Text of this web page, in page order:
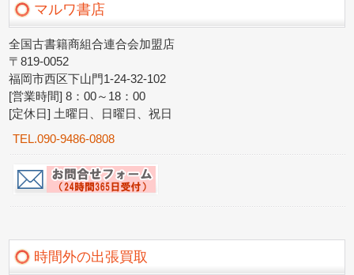
マルワ書店
全国古書籍商組合連合会加盟店
〒819-0052
福岡市西区下山門1-24-32-102
[営業時間] 8：00～18：00
[定休日] 土曜日、日曜日、祝日
TEL.090-9486-0808
時間外の出張買取